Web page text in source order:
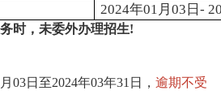
2024年01月03日-
时，未委外办理招生!
03日至2024年03年31日， 逾期不受